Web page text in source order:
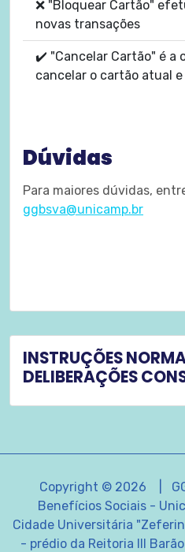
❌ "Bloquear Cartão"
novas transações
✔️ "Cancelar Cartão" é a
cancelar o cartão atual e
Dúvidas
Para maiores dúvidas,
ggbsva@unicamp.br
INSTRUÇÕES
DELIBERAÇÕES
Copyright © 2026 |
Benefícios Sociais -
Cidade Universitária
- prédio da Reitoria III